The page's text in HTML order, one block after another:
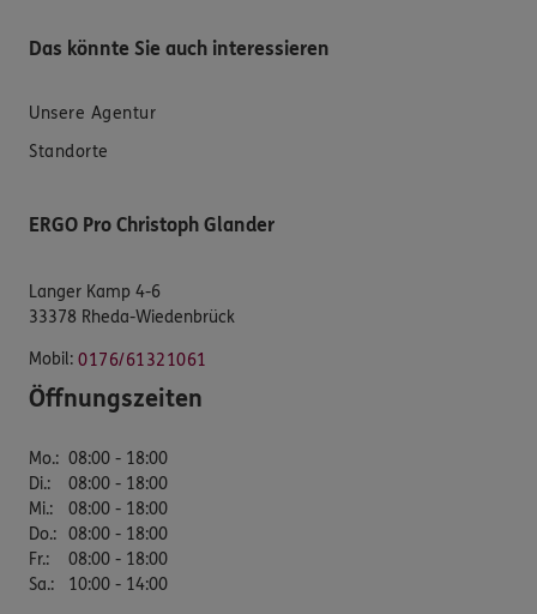
Das könnte Sie auch interessieren
Unsere Agentur
Standorte
ERGO Pro Christoph Glander
Langer Kamp 4-6
33378 Rheda-Wiedenbrück
Mobil: 0176/61321061
Öffnungszeiten
Mo.: 08:00 - 18:00
Di.:
08:00 - 18:00
Mi.:
08:00 - 18:00
Do.: 08:00 - 18:00
Fr.:
08:00 - 18:00
Sa.: 10:00 - 14:00